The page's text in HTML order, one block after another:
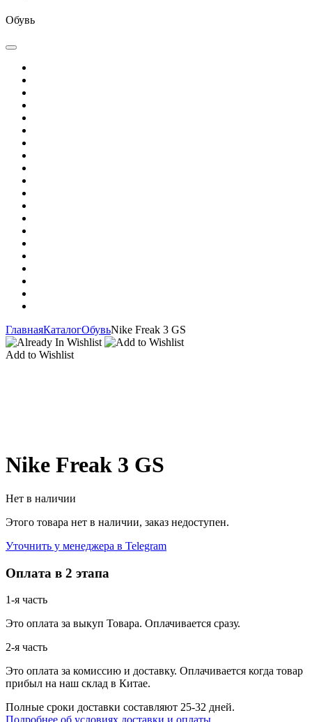
Обувь
ГлавнаяКаталогОбувьNike Freak 3 GS
Add to Wishlist
Nike Freak 3 GS
Нет в наличии
Этого товара нет в наличии, заказ недоступен.
Уточнить у менеджера в Telegram
Оплата в 2 этапа
1-я часть
Это оплата за выкуп Товара. Оплачивается сразу.
2-я часть
Это оплата за комиссию и доставку. Оплачивается когда товар
прибыл на наш склад в Китае.
Полные сроки доставки составляют 25-32 дней.